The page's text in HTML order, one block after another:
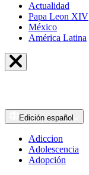
Actualidad
Papa Leon XIV
México
América Latina
Edición español
Adiccion
Adolescencia
Adopción